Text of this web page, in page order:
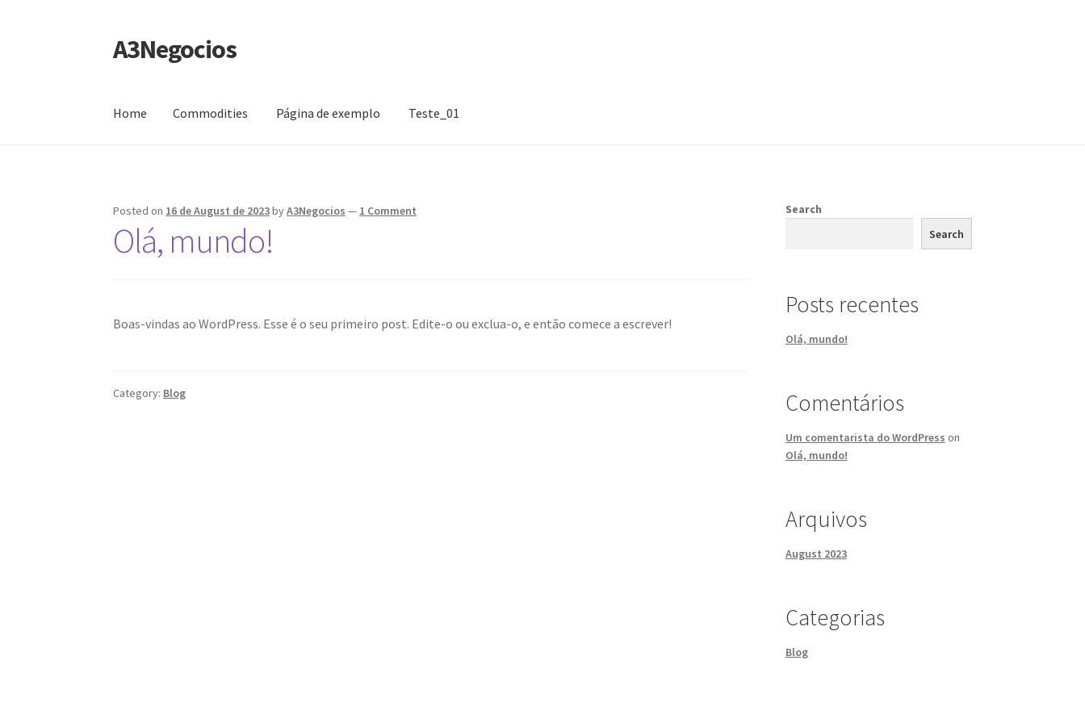
Skip
to
Skip
to
A3Negocios
Home Commodities Página de exemplo Teste_01
Posted on 16 de August de 2023byA3Negocios — 1 Comment
Olá, mundo!
Boas-vindas ao WordPress. Esse é o seu primeiro post. Edite-o ou exclua-o, e então comece a escrever!
Category: Blog
Search
Search
Posts recentes
Olá, mundo!
Comentários
Um comentarista do WordPress on
Olá, mundo!
Arquivos
August 2023
Categorias
Blog